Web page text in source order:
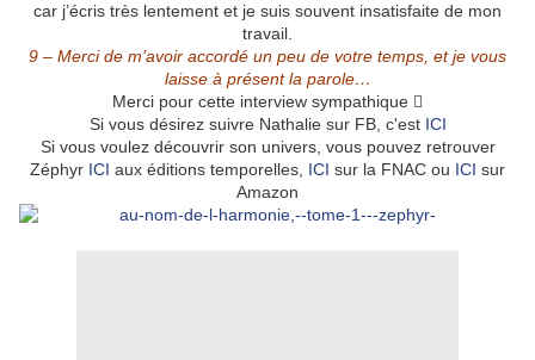
car j’écris très lentement et je suis souvent insatisfaite de mon
travail.
9 – Merci de m’avoir accordé un peu de votre temps, et je vous
laisse à présent la parole…
Merci pour cette interview sympathique 
Si vous désirez suivre Nathalie sur FB, c'est ICI
Si vous voulez découvrir son univers, vous pouvez retrouver
Zéphyr ICI aux éditions temporelles, ICI sur la FNAC ou ICI sur
Amazon